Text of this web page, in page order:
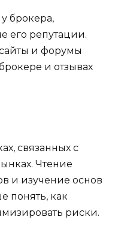
брокера,
его репутации.
и форумы
и отзывах
связанных с
Чтение
и изучение основ
понять, как
риски.